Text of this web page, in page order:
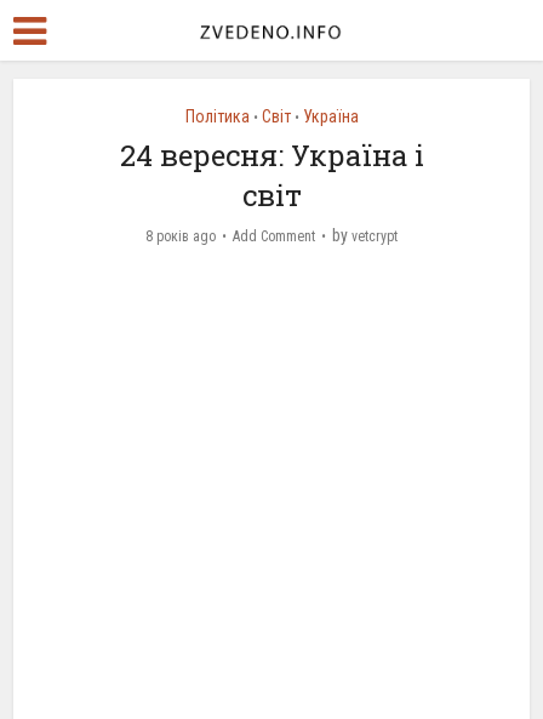
Політика • Світ • Україна
24 вересня: Україна і
світ
8 років ago Add Comment by vetcrypt